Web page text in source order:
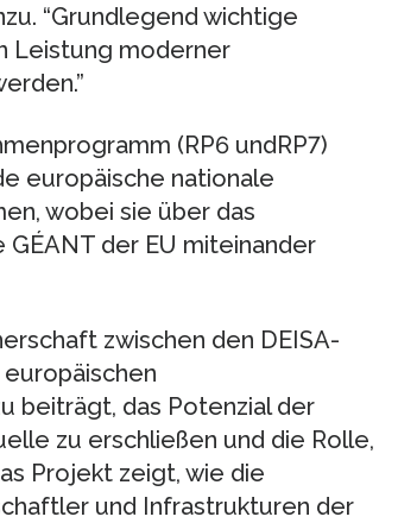
“Grundlegend wichtige
Leistung moderner
(RP6 undRP7)
europäische nationale
wobei sie über das
der EU miteinander
zwischen den DEISA-
beiträgt, das Potenzial der
zu erschließen und die Rolle,
Projekt zeigt, wie die
und Infrastrukturen der